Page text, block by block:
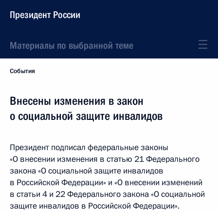
Президент России
Материалы по выбранной теме
События
Внесены изменения в закон
о социальной защите инвалидов
Президент подписал федеральные законы
«О внесении изменения в статью 21 Федерального
закона «О социальной защите инвалидов
в Российской Федерации» и «О внесении изменений
в статьи 4 и 22 Федерального закона «О социальной
защите инвалидов в Российской Федерации».